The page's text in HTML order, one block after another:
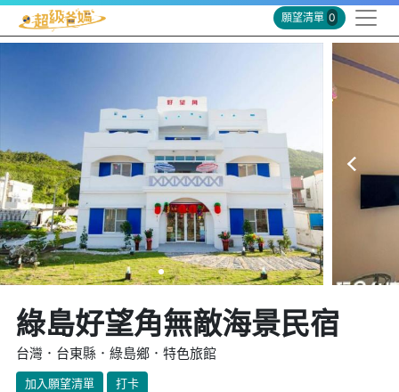
願望清單 0
綠島好望角無敵海景民宿
台灣．台東縣．綠島鄉．特色旅館
加入願望清單 打卡